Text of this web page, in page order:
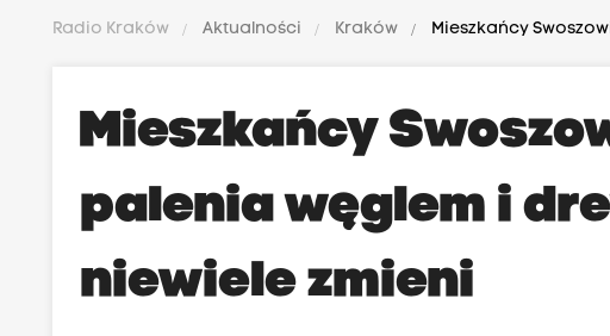
Radio Kraków Aktualności Kraków Mieszkańcy
Mieszkańcy
palenia węglem i
niewiele zmieni